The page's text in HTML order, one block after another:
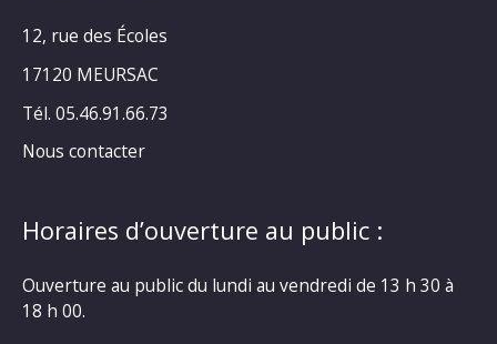
12, rue des Écoles
17120 MEURSAC
Tél. 05.46.91.66.73
Nous contacter
Horaires d’ouverture au public :
Ouverture au public du lundi au vendredi de 13 h 30 à
18 h 00.